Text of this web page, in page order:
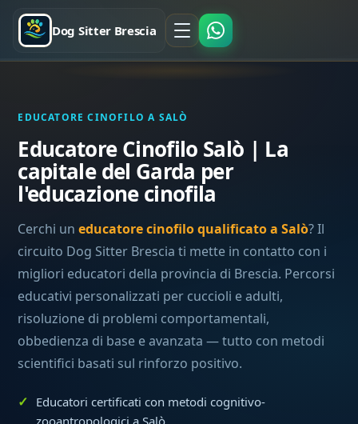
Dog Sitter Brescia
EDUCATORE CINOFILO A SALÒ
Educatore Cinofilo Salò | La
capitale del Garda per
l'educazione cinofila
Cerchi uneducatore cinofilo qualificato a Salò? Il
circuito Dog Sitter Brescia ti mette in contatto con i
migliori educatori della provincia di Brescia. Percorsi
educativi personalizzati per cuccioli e adulti,
risoluzione di problemi comportamentali,
obbedienza di base e avanzata — tutto con metodi
scientifici basati sul rinforzo positivo.
Educatori certificati con metodi cognitivo-
zooantropologici a Salò